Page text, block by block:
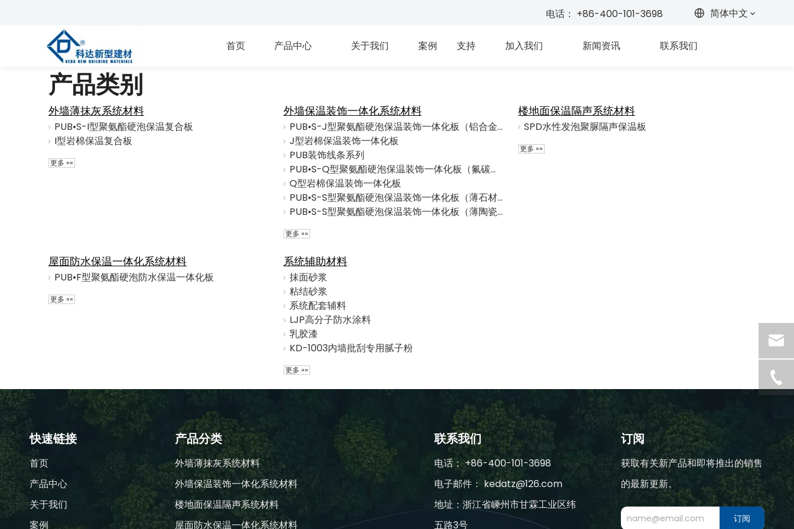
电话： +86-400-101-3698 简体中文
首页 产品中心 关于我们 案例 支持 加入我们 新闻资讯 联系我们
产品类别
外墙薄抹灰系统材料
PUB•S-I型聚氨酯硬泡保温复合板
I型岩棉保温复合板
更多 »»
外墙保温装饰一体化系统材料
PUB•S-J型聚氨酯硬泡保温装饰一体化板（铝合金、镀锌钢板面层）
J型岩棉保温装饰一体化板
PUB装饰线条系列
PUB•S-Q型聚氨酯硬泡保温装饰一体化板（氟碳漆或仿石漆面层+无机树脂板面层）
Q型岩棉保温装饰一体化板
PUB•S-S型聚氨酯硬泡保温装饰一体化板（薄石材）
PUB•S-S型聚氨酯硬泡保温装饰一体化板（薄陶瓷）
更多 »»
楼地面保温隔声系统材料
SPD水性发泡聚脲隔声保温板
更多 »»
屋面防水保温一体化系统材料
PUB•F型聚氨酯硬泡防水保温一体化板
更多 »»
系统辅助材料
抹面砂浆
粘结砂浆
系统配套辅料
LJP高分子防水涂料
乳胶漆
KD-1003内墙批刮专用腻子粉
更多 »»
快速链接
首页
产品中心
关于我们
案例
产品分类
外墙薄抹灰系统材料
外墙保温装饰一体化系统材料
楼地面保温隔声系统材料
屋面防水保温一体化系统材料
联系我们
电话： +86-400-101-3698
电子邮件： kedatz@126.com
地址：浙江省嵊州市甘霖工业区纬
五路3号
订阅
获取有关新产品和即将推出的销售
的最新更新。
订阅